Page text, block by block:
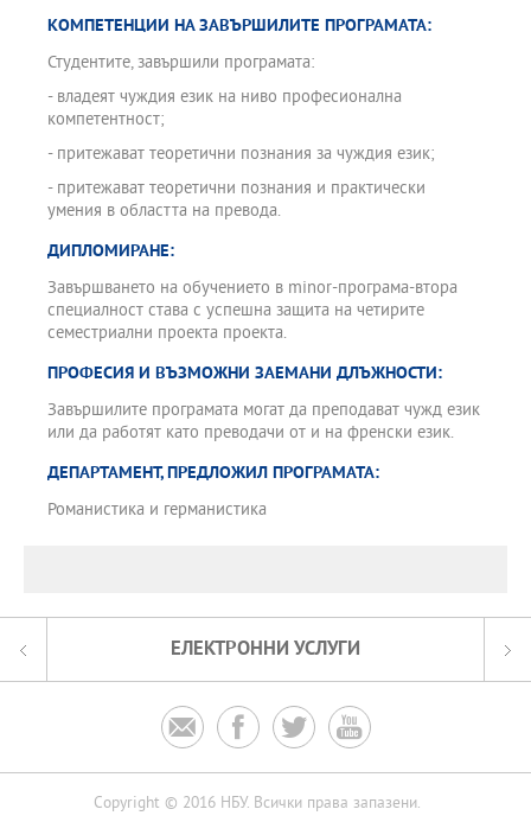
КОМПЕТЕНЦИИ НА ЗАВЪРШИЛИТЕ ПРОГРАМАТА:
Студентите, завършили програмата:
- владеят чуждия език на ниво професионална
компетентност;
- притежават теоретични познания за чуждия език;
- притежават теоретични познания и практически
умения в областта на превода.
ДИПЛОМИРАНЕ:
Завършването на обучението в minor-програма-втора
специалност става с успешна защита на четирите
семестриални проекта проекта.
ПРОФЕСИЯ И ВЪЗМОЖНИ ЗАЕМАНИ ДЛЪЖНОСТИ:
Завършилите програмата могат да преподават чужд език
или да работят като преводачи от и на френски език.
ДЕПАРТАМЕНТ, ПРЕДЛОЖИЛ ПРОГРАМАТА:
Романистика и германистика
ЕЛЕКТРОННИ УСЛУГИ
   
Copyright © 2016 НБУ. Всички права запазени.